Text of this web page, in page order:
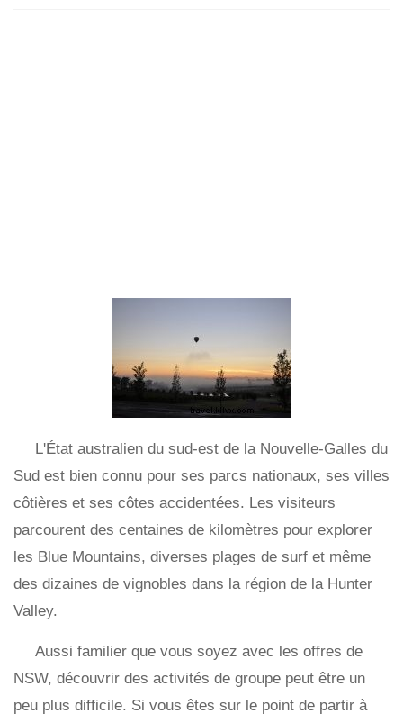
L'État australien du sud-est de la Nouvelle-Galles du
Sud est bien connu pour ses parcs nationaux, ses villes
côtières et ses côtes accidentées. Les visiteurs
parcourent des centaines de kilomètres pour explorer
les Blue Mountains, diverses plages de surf et même
des dizaines de vignobles dans la région de la Hunter
Valley.
Aussi familier que vous soyez avec les offres de
NSW, découvrir des activités de groupe peut être un
peu plus difficile. Si vous êtes sur le point de partir à